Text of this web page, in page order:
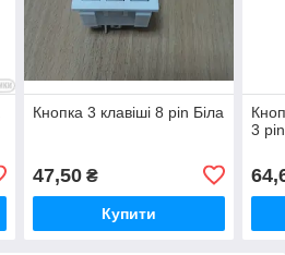
Кнопка 3 клавіші 8 pin Біла
47,50₴
Купити
3